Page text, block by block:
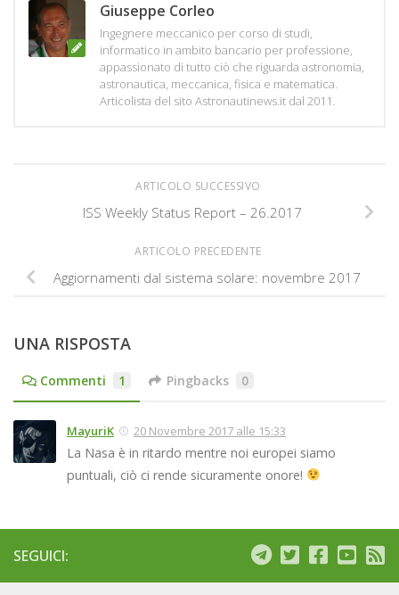
Giuseppe Corleo
Ingegnere meccanico per corso di studi,
informatico in ambito bancario per professione,
appassionato di tutto ciò che riguarda astronomia,
astronautica, meccanica, fisica e matematica.
Articolista del sito Astronautinews.it dal 2011.
ARTICOLO SUCCESSIVO
ISS Weekly Status Report – 26.2017
ARTICOLO PRECEDENTE
Aggiornamenti dal sistema solare: novembre 2017
UNA RISPOSTA
Commenti 1 Pingbacks 0
MayuriK 20 Novembre 2017 alle 15:33
La Nasa è in ritardo mentre noi europei siamo
puntuali, ciò ci rende sicuramente onore!
SEGUICI: